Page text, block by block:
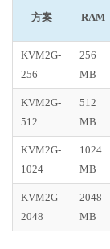
方案 RAM
KVM2G-
256
256
MB
KVM2G-
512
512
MB
KVM2G-
1024
1024
MB
KVM2G-
2048
2048
MB